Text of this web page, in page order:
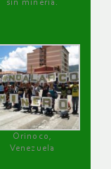
sin minería.
Orinoco,
Venezuela